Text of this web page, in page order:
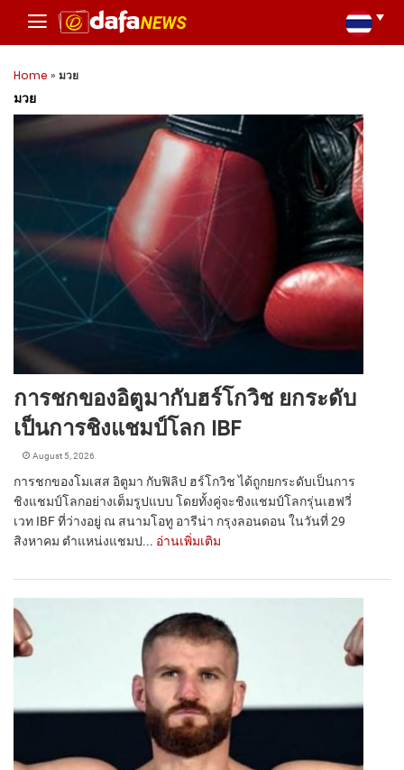
Home » มวย
มวย
การชกของอิตูมากับฮร์โกวิช ยกระดับ
เป็นการชิงแชมป์โลก IBF
August 5, 2026
การชกของโมเสส อิตูมา กับฟิลิป ฮร์โกวิช ได้ถูกยกระดับเป็นการ
ชิงแชมป์โลกอย่างเต็มรูปแบบ โดยทั้งคู่จะชิงแชมป์โลกรุ่นเฮฟวี่
เวท IBF ที่ว่างอยู่ ณ สนามโอทู อารีน่า กรุงลอนดอน ในวันที่ 29
สิงหาคม ตำแหน่งแชมป... อ่านเพิ่มเติม